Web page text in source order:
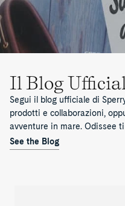
Il Blog
Segui il blog ufficiale di
prodotti e collaborazioni,
avventure in mare. Odissee
See the Blog